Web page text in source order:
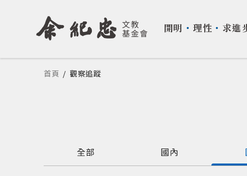
開明 ・ 理性 ・ 求進
您在這裡
首頁 / 觀察追蹤
全部 國內